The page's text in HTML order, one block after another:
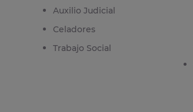
Auxilio Judicial
Celadores
Trabajo Social